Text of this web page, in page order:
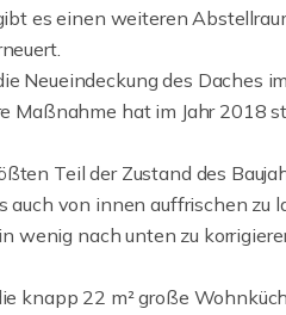
es einen weiteren
Neueindeckung des Daches
Maßnahme hat im Jahr 2018
Teil der Zustand des
auch von innen auffrischen zu
wenig nach unten zu
knapp 22 m² große